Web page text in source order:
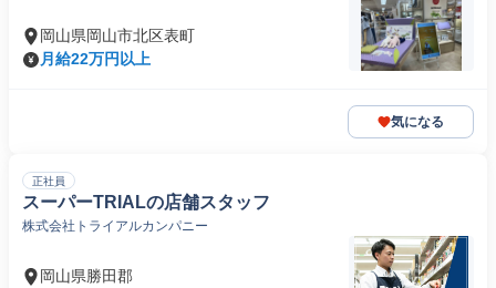
岡山県岡山市北区表町
月給22万円以上
気になる
正社員
スーパーTRIALの店舗スタッフ
株式会社トライアルカンパニー
岡山県勝田郡